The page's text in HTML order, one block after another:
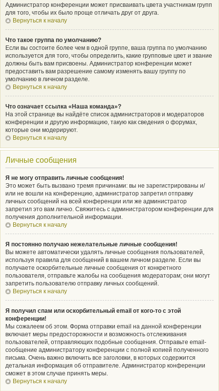
Администратор конференции может присваивать цвета участникам групп
для того, чтобы их было проще отличать друг от друга.
Вернуться к началу
Что такое группа по умолчанию?
Если вы состоите более чем в одной группе, ваша группа по умолчанию
используется для того, чтобы определить, какие групповые цвет и звание
должны быть вам присвоены. Администратор конференции может
предоставить вам разрешение самому изменять вашу группу по
умолчанию в личном разделе.
Вернуться к началу
Что означает ссылка «Наша команда»?
На этой странице вы найдёте список администраторов и модераторов
конференции и другую информацию, такую как сведения о форумах,
которые они модерируют.
Вернуться к началу
Личные сообщения
Я не могу отправить личные сообщения!
Это может быть вызвано тремя причинами: вы не зарегистрированы и/
или не вошли на конференцию, администратор запретил отправку
личных сообщений на всей конференции или же администратор
запретил это вам лично. Свяжитесь с администратором конференции для
получения дополнительной информации.
Вернуться к началу
Я постоянно получаю нежелательные личные сообщения!
Вы можете автоматически удалять личные сообщения пользователей,
используя правила для сообщений в вашем личном разделе. Если вы
получаете оскорбительные личные сообщения от конкретного
пользователя, отправьте жалобы на сообщения модераторам; они могут
запретить пользователю отправку личных сообщений.
Вернуться к началу
Я получил спам или оскорбительный email от кого-то с этой
конференции!
Мы сожалеем об этом. Форма отправки email на данной конференции
включает меры предосторожности и возможность отслеживания
пользователей, отправляющих подобные сообщения. Отправьте email-
сообщение администратору конференции с полной копией полученного
письма. Очень важно включить все заголовки, в которых содержится
детальная информация об отправителе. Администратор конференции
сможет в этом случае принять меры.
Вернуться к началу